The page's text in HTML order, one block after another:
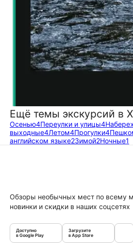
Ещё темы экскурсий в
Осенью4Переулки и улицы4
выходные4Летом4Прогулки4
английском языке2Зимой2Ночные1
Обзоры необычных мест по всему
новинки и скидки в наших соцсетях
Доступно
в Google Play
Загрузите
в App Store